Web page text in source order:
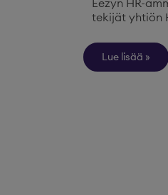
Eezyn HR-
tekijät yhtiön
Lue lisää